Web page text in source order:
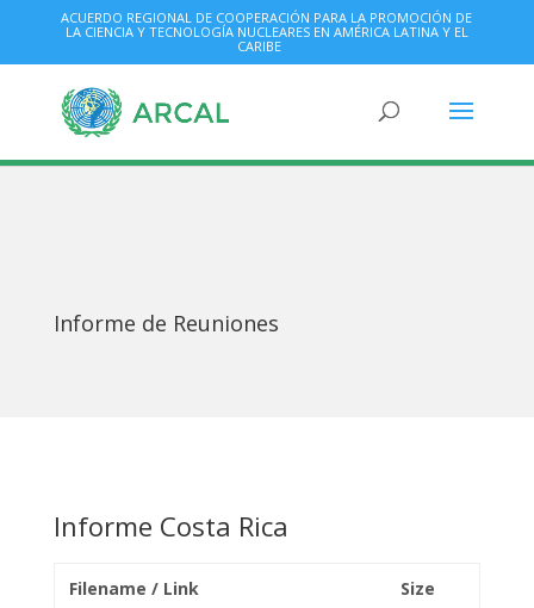
ACUERDO REGIONAL DE COOPERACIÓN PARA LA PROMOCIÓN DE
LA CIENCIA Y TECNOLOGÍA NUCLEARES EN AMÉRICA LATINA Y EL
CARIBE
Informe de Reuniones
Informe Costa Rica
Filename / Link Size